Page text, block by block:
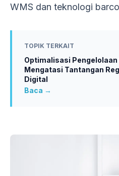
WMS dan teknologi
TOPIK TERKAIT
Optimalisasi Pengelolaan
Mengatasi Tantangan
Digital
Baca →